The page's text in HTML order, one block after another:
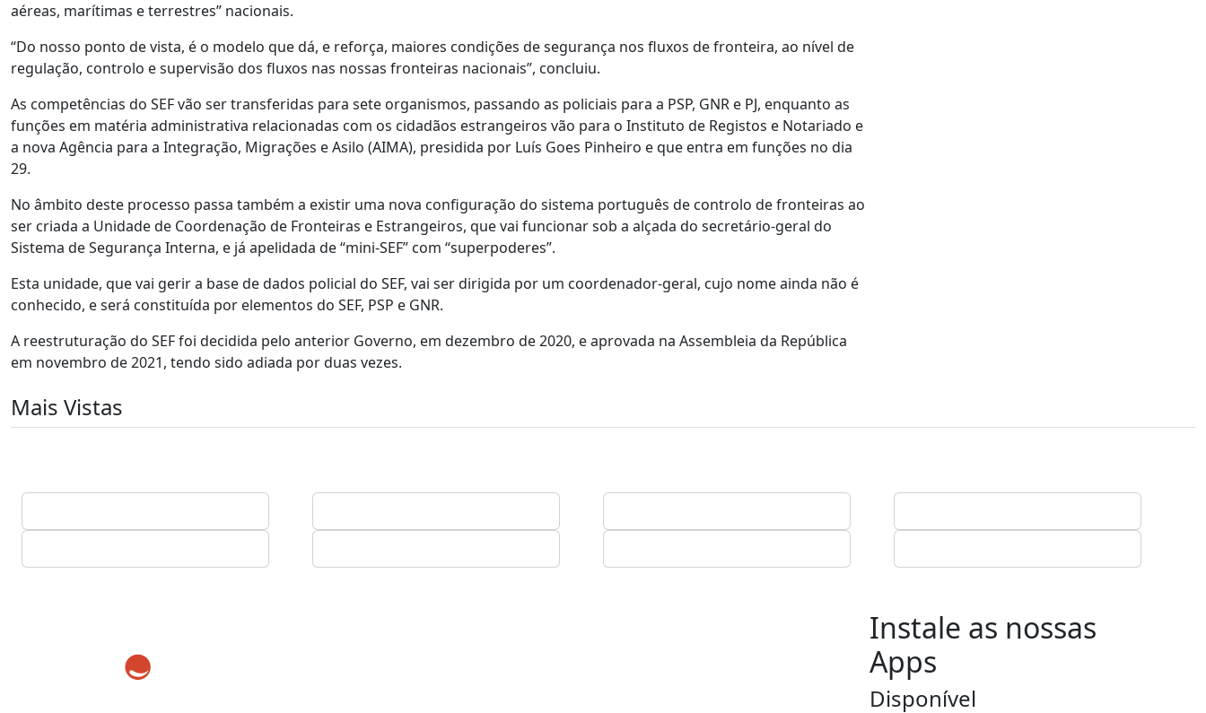
aéreas, marítimas e terrestres” nacionais.
“Do nosso ponto de vista, é o modelo que dá, e reforça, maiores condições de segurança nos fluxos de fronteira, ao nível de
regulação, controlo e supervisão dos fluxos nas nossas fronteiras nacionais”, concluiu.
As competências do SEF vão ser transferidas para sete organismos, passando as policiais para a PSP, GNR e PJ, enquanto as
funções em matéria administrativa relacionadas com os cidadãos estrangeiros vão para o Instituto de Registos e Notariado e
a nova Agência para a Integração, Migrações e Asilo (AIMA), presidida por Luís Goes Pinheiro e que entra em funções no dia
29.
No âmbito deste processo passa também a existir uma nova configuração do sistema português de controlo de fronteiras ao
ser criada a Unidade de Coordenação de Fronteiras e Estrangeiros, que vai funcionar sob a alçada do secretário-geral do
Sistema de Segurança Interna, e já apelidada de “mini-SEF” com “superpoderes”.
Esta unidade, que vai gerir a base de dados policial do SEF, vai ser dirigida por um coordenador-geral, cujo nome ainda não é
conhecido, e será constituída por elementos do SEF, PSP e GNR.
A reestruturação do SEF foi decidida pelo anterior Governo, em dezembro de 2020, e aprovada na Assembleia da República
em novembro de 2021, tendo sido adiada por duas vezes.
Mais Vistas
Instale as nossas
Apps
Disponível